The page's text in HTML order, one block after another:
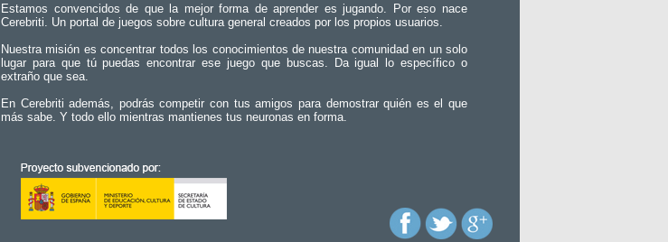
Estamos convencidos de que la mejor forma de aprender es jugando. Por eso nace
Cerebriti. Un portal de juegos sobre cultura general creados por los propios usuarios.
Nuestra misión es concentrar todos los conocimientos de nuestra comunidad en un solo
lugar para que tú puedas encontrar ese juego que buscas. Da igual lo específico o
extraño que sea.
En Cerebriti además, podrás competir con tus amigos para demostrar quién es el que
más sabe. Y todo ello mientras mantienes tus neuronas en forma.